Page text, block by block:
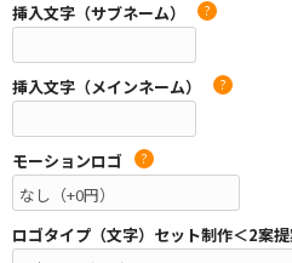
挿入文字（サブネーム） ?
挿入文字（メインネーム） ?
モーションロゴ ?
ロゴタイプ（文字）セット制作＜2案